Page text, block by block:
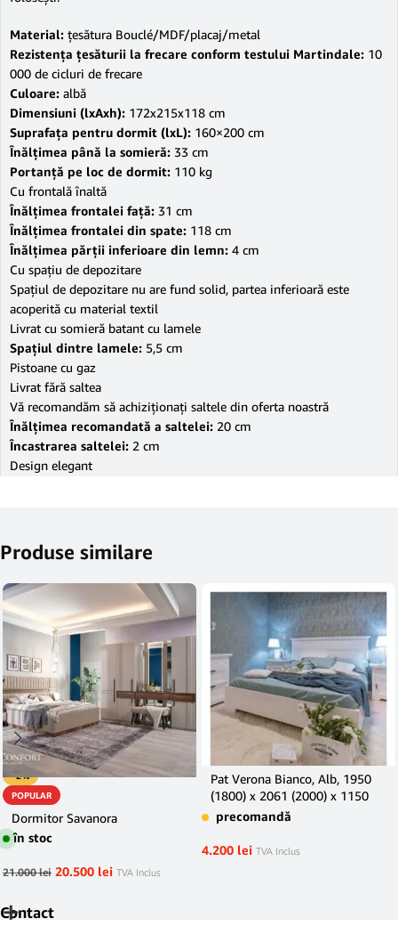
Material: ţesătura Bouclé/MDF/placaj/metal
Rezistenţa ţesăturii la frecare conform testului Martindale: 10
000 de cicluri de frecare
Culoare: albă
Dimensiuni (lxAxh): 172x215x118 cm
Suprafaţa pentru dormit (lxL): 160×200 cm
Înălţimea până la somieră: 33 cm
Portanţă pe loc de dormit: 110 kg
Cu frontală înaltă
Înălţimea frontalei faţă: 31 cm
Înălţimea frontalei din spate: 118 cm
Înălţimea părţii inferioare din lemn: 4 cm
Cu spaţiu de depozitare
Spaţiul de depozitare nu are fund solid, partea inferioară este
acoperită cu material textil
Livrat cu somieră batant cu lamele
Spaţiul dintre lamele: 5,5 cm
Pistoane cu gaz
Livrat fără saltea
Vă recomandăm să achiziţionaţi saltele din oferta noastră
Înălţimea recomandată a saltelei: 20 cm
Încastrarea saltelei: 2 cm
Design elegant
Produse similare
-2%
POPULAR
Dormitor Savanora
în stoc
21.000lei 20.500 lei TVA Inclus
Pat Verona Bianco, Alb, 1950
(1800) x 2061 (2000) x 1150
mm.
precomandă
4.200 lei TVA Inclus
Contact